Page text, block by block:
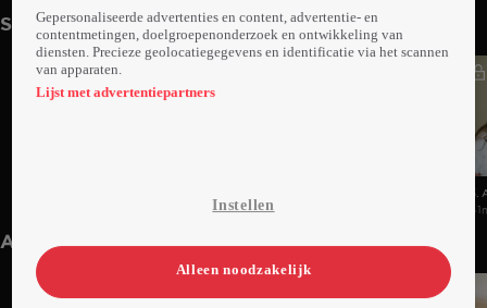
Seizoen 7
Do 06 feb 25
41min
3.
Anderen kijken ook
Gepersonaliseerde advertenties en content, advertentie- en
contentmetingen, doelgroepenonderzoek en ontwikkeling van
diensten. Precieze geolocatiegegevens en identificatie via het scannen
van apparaten.
Lijst met advertentiepartners
Instellen
Alleen noodzakelijk